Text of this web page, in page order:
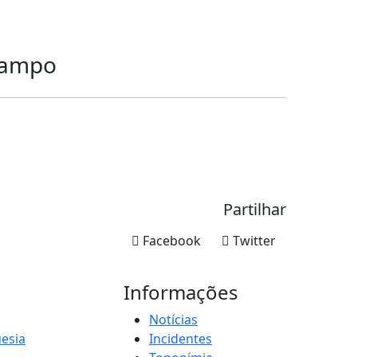
Partilhar
Twitter
Facebook
Informações
Notícias
Incidentes